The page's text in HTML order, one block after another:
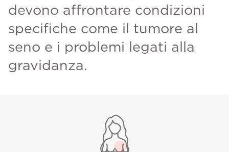
devono affrontare condizioni
specifiche come il tumore al
seno e i problemi legati alla
gravidanza.